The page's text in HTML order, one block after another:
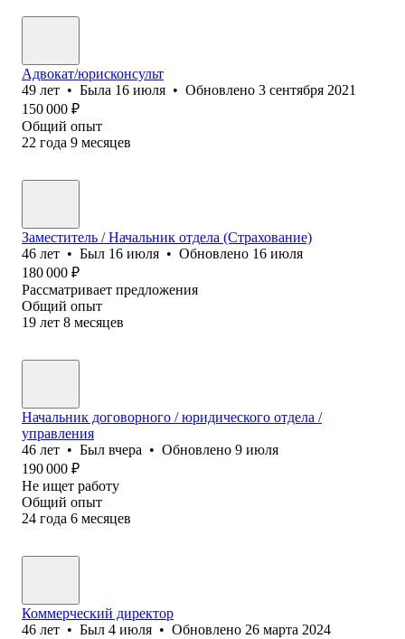
Адвокат/юрисконсульт
49 лет • Была 16 июля • Обновлено 3 сентября 2021
150 000 ₽
Общий опыт
22 года 9 месяцев
Заместитель / Начальник отдела (Страхование)
46 лет • Был 16 июля • Обновлено 16 июля
180 000 ₽
Рассматривает предложения
Общий опыт
19 лет 8 месяцев
Начальник договорного / юридического отдела /
управления
46 лет • Был вчера • Обновлено 9 июля
190 000 ₽
Не ищет работу
Общий опыт
24 года 6 месяцев
Коммерческий директор
46 лет • Был 4 июля • Обновлено 26 марта 2024